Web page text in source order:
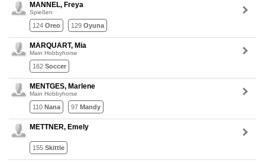
MANNEL, Freya
Spießen
124 Oreo 129 Oyuna
MARQUART, Mia
Main Hobbyhorse
162 Soccer
MENTGES, Marlene
Main Hobbyhorse
110 Nana 97 Mandy
METTNER, Emely
155 Skittle